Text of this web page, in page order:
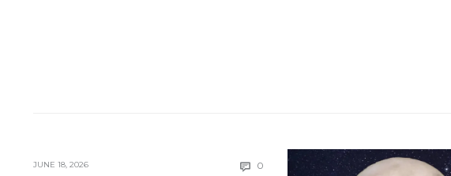
JUNE 18, 2026  0 Comments